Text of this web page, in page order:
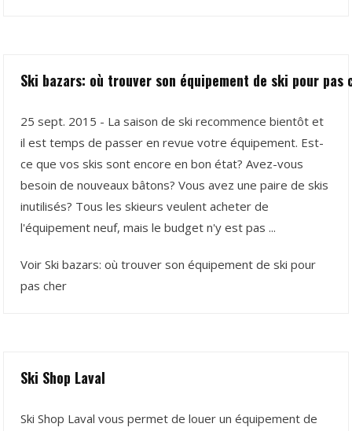
Ski bazars: où trouver son équipement de ski pour pas
25 sept. 2015 - La saison de ski recommence bientôt et
il est temps de passer en revue votre équipement. Est-
ce que vos skis sont encore en bon état? Avez-vous
besoin de nouveaux bâtons? Vous avez une paire de skis
inutilisés? Tous les skieurs veulent acheter de
l'équipement neuf, mais le budget n'y est pas ...
Voir Ski bazars: où trouver son équipement de ski pour
pas cher
Ski Shop Laval
Ski Shop Laval vous permet de louer un équipement de